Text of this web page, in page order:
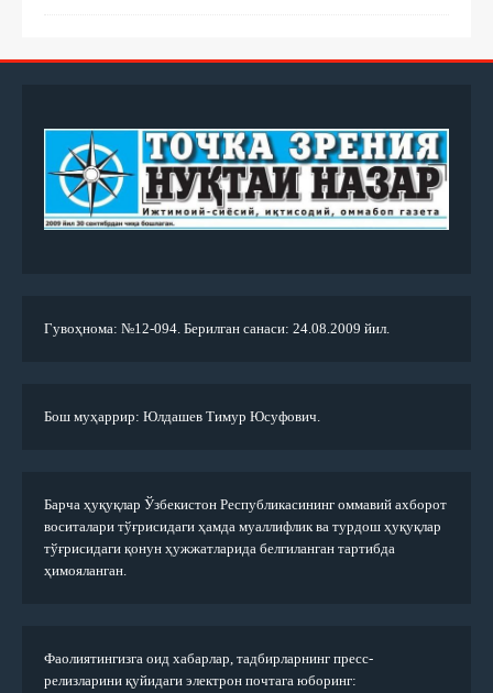
Гувоҳнома: №12-094. Берилган санаси: 24.08.2009 йил.
Бош муҳаррир: Юлдашев Тимур Юсуфович.
Барча ҳуқуқлар Ўзбекистон Республикасининг оммавий ахборот
воситалари тўғрисидаги ҳамда муаллифлик ва турдош ҳуқуқлар
тўғрисидаги қонун ҳужжатларида белгиланган тартибда
ҳимояланган.
Фаолиятингизга оид хабарлар, тадбирларнинг пресс-
релизларини қуйидаги электрон почтага юборинг: